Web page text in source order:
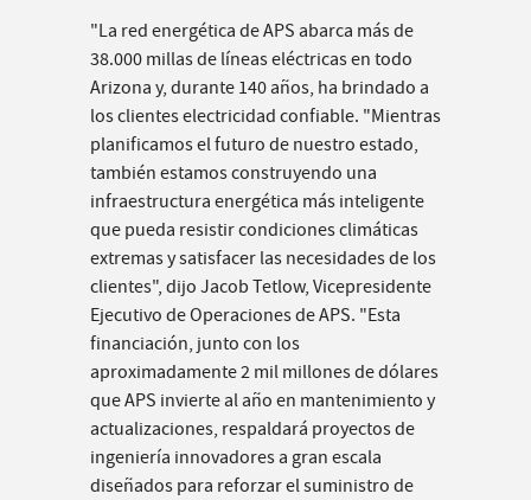
"La red energética de APS abarca más de
38.000 millas de líneas eléctricas en todo
Arizona y, durante 140 años, ha brindado a
los clientes electricidad confiable. "Mientras
planificamos el futuro de nuestro estado,
también estamos construyendo una
infraestructura energética más inteligente
que pueda resistir condiciones climáticas
extremas y satisfacer las necesidades de los
clientes", dijo Jacob Tetlow, Vicepresidente
Ejecutivo de Operaciones de APS. "Esta
financiación, junto con los
aproximadamente 2 mil millones de dólares
que APS invierte al año en mantenimiento y
actualizaciones, respaldará proyectos de
ingeniería innovadores a gran escala
diseñados para reforzar el suministro de